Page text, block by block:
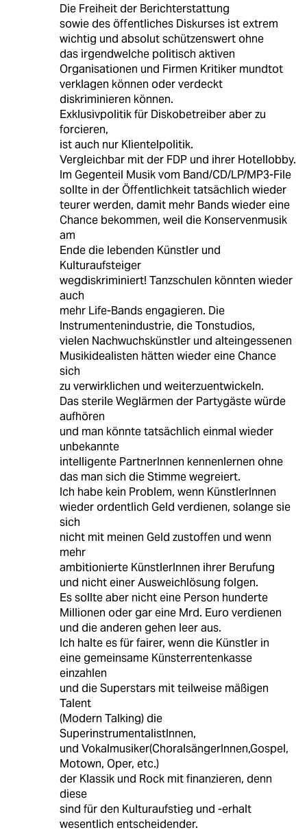
Die Freiheit der Berichterstattung
sowie des öffentliches Diskurses ist extrem
wichtig und absolut schützenswert ohne
das irgendwelche politisch aktiven
Organisationen und Firmen Kritiker mundtot
verklagen können oder verdeckt
diskriminieren können.
Exklusivpolitik für Diskobetreiber aber zu
forcieren,
ist auch nur Klientelpolitik.
Vergleichbar mit der FDP und ihrer Hotellobby.
Im Gegenteil Musik vom Band/CD/LP/MP3-File
sollte in der Öffentlichkeit tatsächlich wieder
teurer werden, damit mehr Bands wieder eine
Chance bekommen, weil die Konservenmusik
am
Ende die lebenden Künstler und
Kulturaufsteiger
wegdiskriminiert! Tanzschulen könnten wieder
auch
mehr Life-Bands engagieren. Die
Instrumentenindustrie, die Tonstudios,
vielen Nachwuchskünstler und alteingessenen
Musikidealisten hätten wieder eine Chance
sich
zu verwirklichen und weiterzuentwickeln.
Das sterile Weglärmen der Partygäste würde
aufhören
und man könnte tatsächlich einmal wieder
unbekannte
intelligente PartnerInnen kennenlernen ohne
das man sich die Stimme wegreiert.
Ich habe kein Problem, wenn KünstlerInnen
wieder ordentlich Geld verdienen, solange sie
sich
nicht mit meinen Geld zustoffen und wenn
mehr
ambitionierte KünstlerInnen ihrer Berufung
und nicht einer Ausweichlösung folgen.
Es sollte aber nicht eine Person hunderte
Millionen oder gar eine Mrd. Euro verdienen
und die anderen gehen leer aus.
Ich halte es für fairer, wenn die Künstler in
eine gemeinsame Künsterrentenkasse
einzahlen
und die Superstars mit teilweise mäßigen
Talent
(Modern Talking) die
SuperinstrumentalistInnen,
und Vokalmusiker(ChoralsängerInnen,Gospel,
Motown, Oper, etc.)
der Klassik und Rock mit finanzieren, denn
diese
sind für den Kulturaufstieg und -erhalt
wesentlich entscheidender.